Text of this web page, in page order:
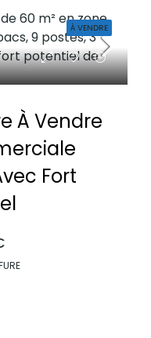
À VENDRE
À Vendre
Fort